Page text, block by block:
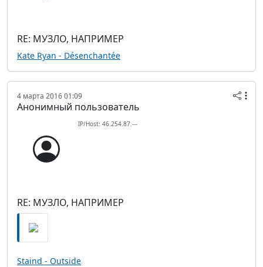
RE: МУЗЛО, НАПРИМЕР
Kate Ryan - Désenchantée
4 марта 2016 01:09
Анонимный пользователь
IP/Host: 46.254.87.---
RE: МУЗЛО, НАПРИМЕР
Staind - Outside